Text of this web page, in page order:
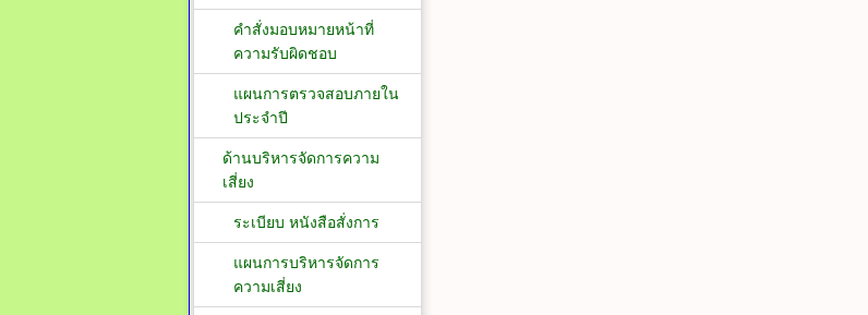
คำสั่งมอบหมายหน้าที่
ความรับผิดชอบ
แผนการตรวจสอบภายใน
ประจำปี
ด้านบริหารจัดการความ
เสี่ยง
ระเบียบ หนังสือสั่งการ
แผนการบริหารจัดการ
ความเสี่ยง